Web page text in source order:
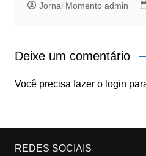
Jornal Momento admin
Deixe um comentário
Você precisa fazer o login
REDES SOCIAIS